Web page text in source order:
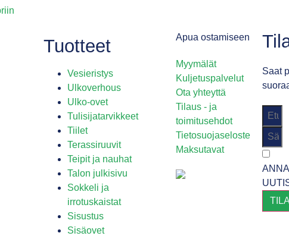
Tuotteet
Vesieristys
Ulkoverhous
Ulko-ovet
Tulisijatarvikkeet
Tiilet
Terassiruuvit
Teipit ja nauhat
Talon julkisivu
Sokkeli ja
irrotuskaistat
Sisustus
Sisäovet
Apua ostamiseen
Myymälät
Kuljetuspalvelut
Ota yhteyttä
Tilaus - ja
toimitusehdot
Tietosuojaseloste
Maksutavat
Saat